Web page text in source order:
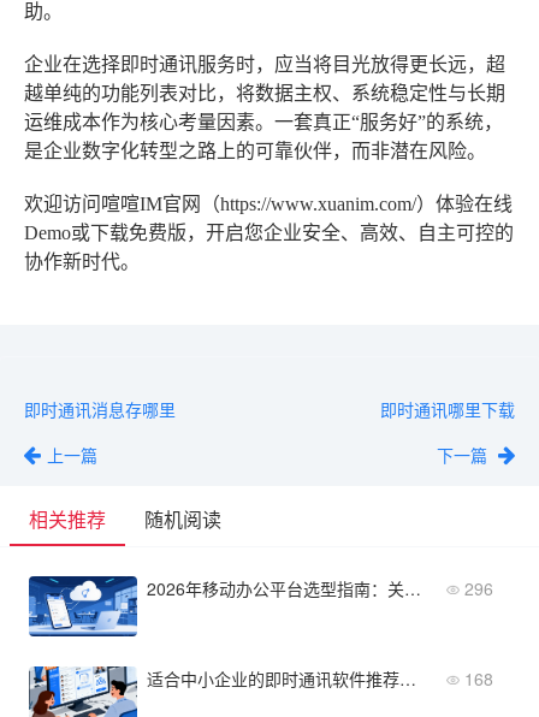
助。
企业在选择即时通讯服务时，应当将目光放得更长远，超
越单纯的功能列表对比，将数据主权、系统稳定性与长期
运维成本作为核心考量因素。一套真正“服务好”的系统，
是企业数字化转型之路上的可靠伙伴，而非潜在风险。
欢迎访问喧喧IM官网（https://www.xuanim.com/）体验在线
Demo或下载免费版，开启您企业安全、高效、自主可控的
协作新时代。
即时通讯消息存哪里
上一篇
即时通讯哪里下载
下一篇
相关推荐 随机阅读
2026年移动办公平台选型指南：关键功能清单与主流方案推荐 296
适合中小企业的即时通讯软件推荐：高性价比+易用性 168